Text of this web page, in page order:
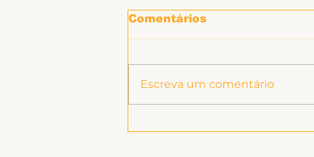
Informe sobre RSC
Comentários
Escreva um comentário